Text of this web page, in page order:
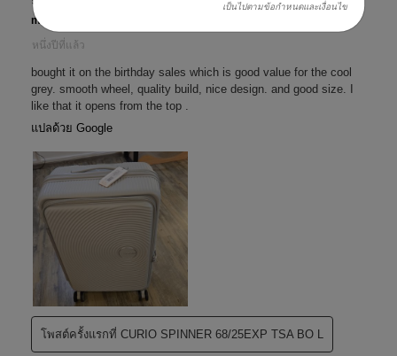
เป็นไปตามข้อกำหนดและเงื่อนไข